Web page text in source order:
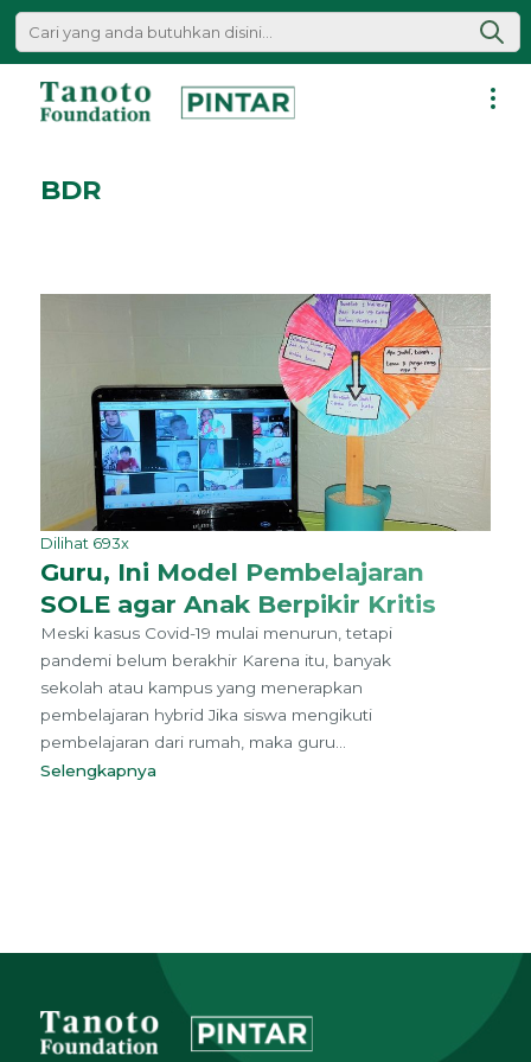
Lewati
|BDR
Dilihat 693x
Guru, Ini Model Pembelajaran
SOLE agar Anak Berpikir Kritis
Meski kasus Covid-19 mulai menurun, tetapi
pandemi belum berakhir Karena itu, banyak
sekolah atau kampus yang menerapkan
pembelajaran hybrid Jika siswa mengikuti
pembelajaran dari rumah, maka guru...
Selengkapnya